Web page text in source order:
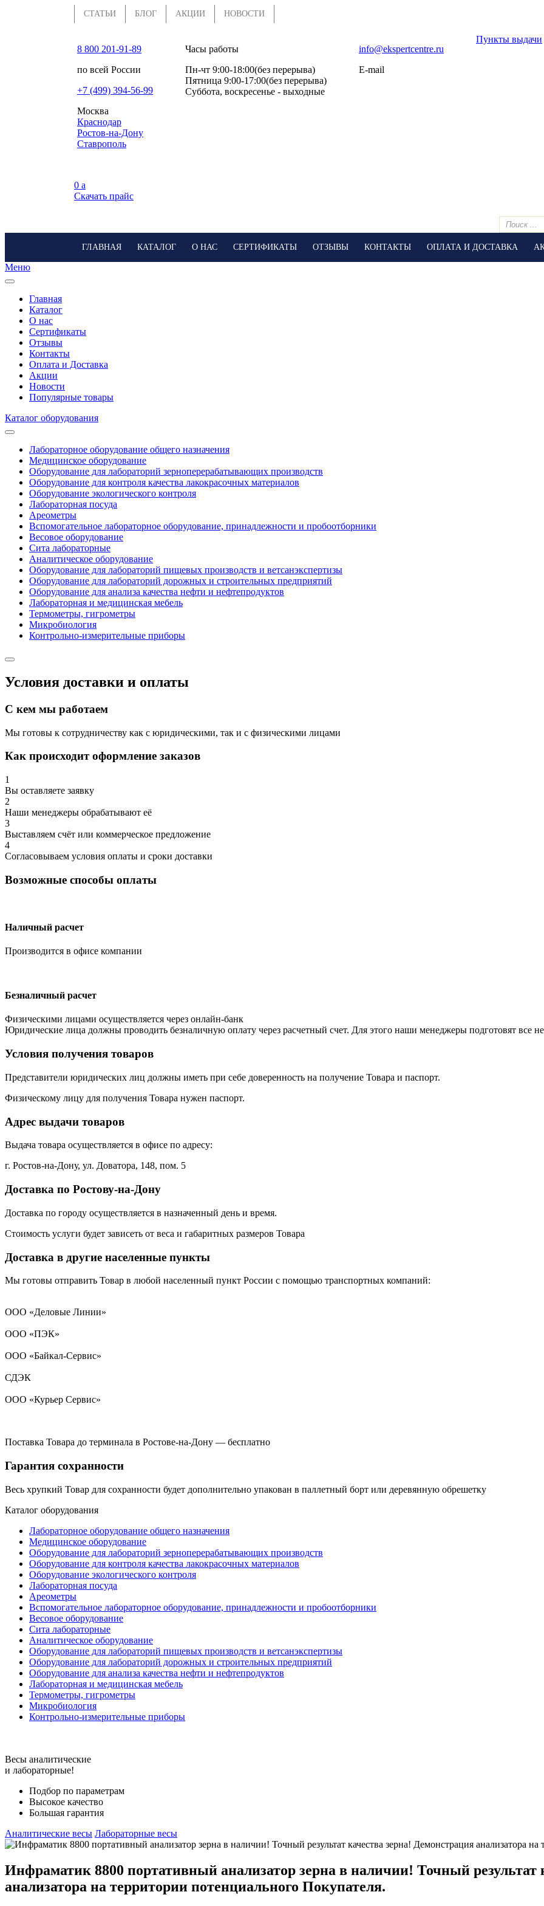
СТАТЬИ БЛОГ АКЦИИ НОВОСТИ
8 800 201-91-89
по всей России
+7 (499) 394-56-99
Москва
Краснодар
Ростов-на-Дону
Ставрополь
Часы работы
Пн-чт 9:00-18:00(без перерыва)
Пятница 9:00-17:00(без перерыва)
Суббота, воскресенье - выходные
info@ekspertcentre.ru
E-mail
Пункты выдачи
0 a
Скачать прайс
ГЛАВНАЯ КАТАЛОГ О НАС СЕРТИФИКАТЫ ОТЗЫВЫ КОНТАКТЫ ОПЛАТА И ДОСТАВКА
Меню
Главная
Каталог
О нас
Сертификаты
Отзывы
Контакты
Оплата и Доставка
Акции
Новости
Популярные товары
Каталог оборудования
Лабораторное оборудование общего назначения
Медицинское оборудование
Оборудование для лабораторий зерноперерабатывающих производств
Оборудование для контроля качества лакокрасочных материалов
Оборудование экологического контроля
Лабораторная посуда
Ареометры
Вспомогательное лабораторное оборудование, принадлежности и пробоотборники
Весовое оборудование
Сита лабораторные
Аналитическое оборудование
Оборудование для лабораторий пищевых производств и ветсанэкспертизы
Оборудование для лабораторий дорожных и строительных предприятий
Оборудование для анализа качества нефти и нефтепродуктов
Лабораторная и медицинская мебель
Термометры, гигрометры
Микробиология
Контрольно-измерительные приборы
Условия доставки и оплаты
С кем мы работаем
Мы готовы к сотрудничеству как с юридическими, так и с физическими лицами
Как происходит оформление заказов
1
Вы оставляете заявку
2
Наши менеджеры обрабатывают её
3
Выставляем счёт или коммерческое предложение
4
Согласовываем условия оплаты и сроки доставки
Возможные способы оплаты
Наличный расчет
Производится в офисе компании
Безналичный расчет
Физическими лицами осуществляется через онлайн-банк
Юридические лица должны проводить безналичную оплату через расчетный счет. Для этого наши менеджеры подготовят все
Условия получения товаров
Представители юридических лиц должны иметь при себе доверенность на получение Товара и паспорт.
Физическому лицу для получения Товара нужен паспорт.
Адрес выдачи товаров
Выдача товара осуществляется в офисе по адресу:
г. Ростов-на-Дону, ул. Доватора, 148, пом. 5
Доставка по Ростову-на-Дону
Доставка по городу осуществляется в назначенный день и время.
Стоимость услуги будет зависеть от веса и габаритных размеров Товара
Доставка в другие населенные пункты
Мы готовы отправить Товар в любой населенный пункт России с помощью транспортных компаний:
ООО «Деловые Линии»
ООО «ПЭК»
ООО «Байкал-Сервис»
СДЭК
ООО «Курьер Сервис»
Поставка Товара до терминала в Ростове-на-Дону — бесплатно
Гарантия сохранности
Весь хрупкий Товар для сохранности будет дополнительно упакован в паллетный борт или деревянную обрешетку
Каталог оборудования
Лабораторное оборудование общего назначения
Медицинское оборудование
Оборудование для лабораторий зерноперерабатывающих производств
Оборудование для контроля качества лакокрасочных материалов
Оборудование экологического контроля
Лабораторная посуда
Ареометры
Вспомогательное лабораторное оборудование, принадлежности и пробоотборники
Весовое оборудование
Сита лабораторные
Аналитическое оборудование
Оборудование для лабораторий пищевых производств и ветсанэкспертизы
Оборудование для лабораторий дорожных и строительных предприятий
Оборудование для анализа качества нефти и нефтепродуктов
Лабораторная и медицинская мебель
Термометры, гигрометры
Микробиология
Контрольно-измерительные приборы
Весы аналитические
и лабораторные!
Подбор по параметрам
Высокое качество
Большая гарантия
Аналитические весы Лабораторные весы
Инфраматик 8800 портативный анализатор зерна в наличии! Точный результат
анализатора на территории потенциального Покупателя.